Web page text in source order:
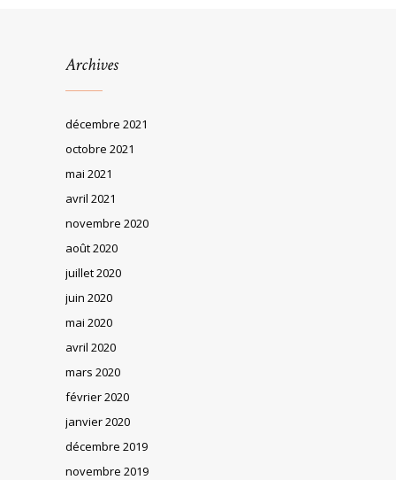
Archives
décembre 2021
octobre 2021
mai 2021
avril 2021
novembre 2020
août 2020
juillet 2020
juin 2020
mai 2020
avril 2020
mars 2020
février 2020
janvier 2020
décembre 2019
novembre 2019